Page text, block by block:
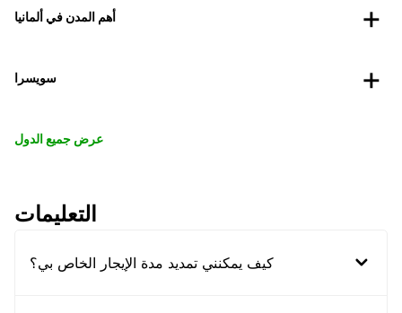
أهم المدن في ألمانيا
سويسرا
عرض جميع الدول
التعليمات
كيف يمكنني تمديد مدة الإيجار الخاص بي؟